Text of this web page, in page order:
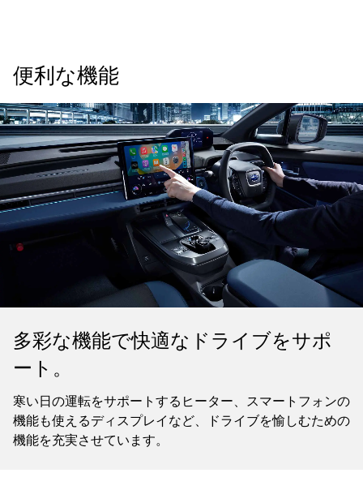
便利な機能
多彩な機能で快適なドライブをサポ
ート。
寒い日の運転をサポートするヒーター、スマートフォンの
機能も使えるディスプレイなど、ドライブを愉しむための
機能を充実させています。